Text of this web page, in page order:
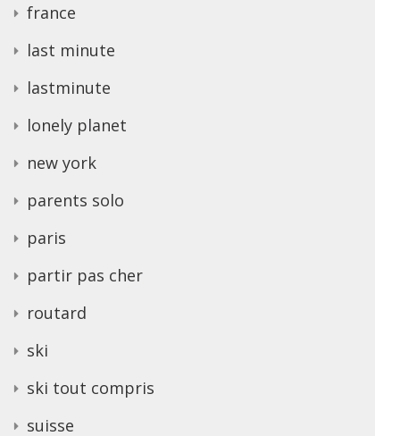
france
last minute
lastminute
lonely planet
new york
parents solo
paris
partir pas cher
routard
ski
ski tout compris
suisse